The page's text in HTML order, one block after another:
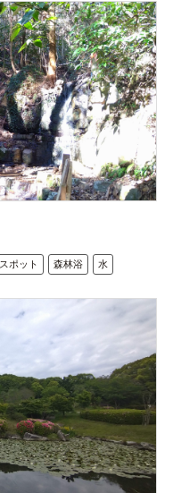
ポット 森林浴 水